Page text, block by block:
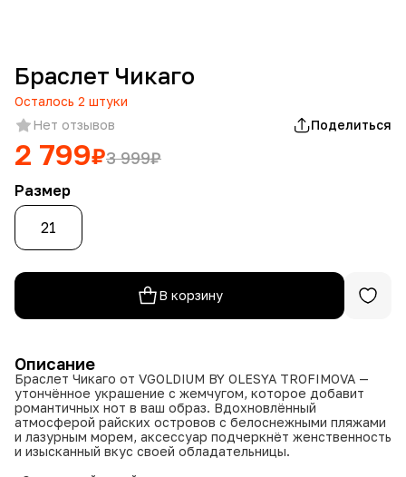
Браслет Чикаго
Осталось 2 штуки
Нет отзывов
Поделиться
2 799₽3 999₽
Размер
21
В корзину
Описание
Браслет Чикаго от VGOLDIUM BY OLESYA TROFIMOVA —
утончённое украшение с жемчугом, которое добавит
романтичных нот в ваш образ. Вдохновлённый
атмосферой райских островов с белоснежными пляжами
и лазурным морем, аксессуар подчеркнёт женственность
и изысканный вкус своей обладательницы.